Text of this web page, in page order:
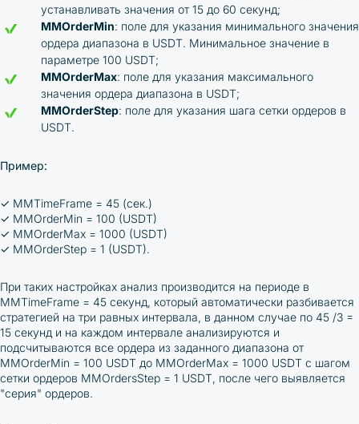
устанавливать значения от 15 до 60 секунд;
MMOrderMin: поле для указания минимального значения
ордера диапазона в USDT. Минимальное значение в
параметре 100 USDT;
MMOrderMax: поле для указания максимального
значения ордера диапазона в USDT;
MMOrderStep: поле для указания шага сетки ордеров в
USDT.
Пример:
✓ MMTimeFrame = 45 (сек.)
✓ MMOrderMin = 100 (USDT)
✓ MMOrderMax = 1000 (USDT)
✓ MMOrderStep = 1 (USDT).
При таких настройках анализ производится на периоде в
MMTimeFrame = 45 секунд, который автоматически разбивается
стратегией на три равных интервала, в данном случае по 45 /3 =
15 секунд и на каждом интервале анализируются и
подсчитываются все ордера из заданного диапазона от
MMOrderMin = 100 USDT до MMOrderMax = 1000 USDT с шагом
сетки ордеров MMOrdersStep = 1 USDT, после чего выявляется
"серия" ордеров.